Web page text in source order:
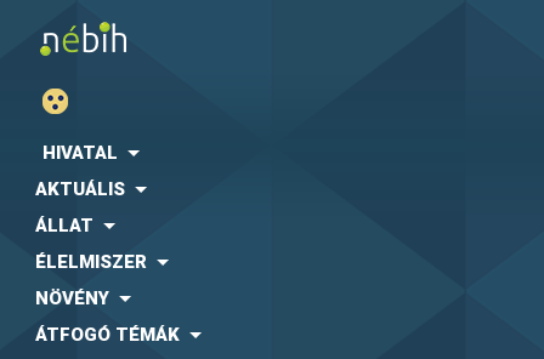
HIVATAL
AKTUÁLIS
ÁLLAT
ÉLELMISZER
NÖVÉNY
ÁTFOGÓ TÉMÁK